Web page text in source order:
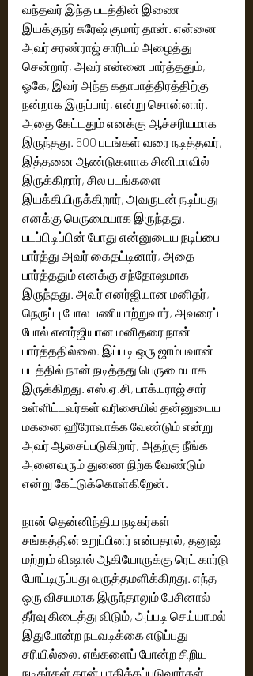
வந்தவர் இந்த படத்தின் இணை
இயக்குநர் சுரேஷ் குமார் தான். என்னை
அவர் சரண்ராஜ் சாரிடம் அழைத்து
சென்றார், அவர் என்னை பார்த்ததும்,
ஓகே, இவர் அந்த கதாபாத்திரத்திற்கு
நன்றாக இருப்பார், என்று சொன்னார்.
அதை கேட்டதும் எனக்கு ஆச்சரியமாக
இருந்தது. 600 படங்கள் வரை நடித்தவர்,
இத்தனை ஆண்டுகளாக சினிமாவில்
இருக்கிறார், சில படங்களை
இயக்கியிருக்கிறார், அவருடன் நடிப்பது
எனக்கு பெருமையாக இருந்தது.
படப்பிடிப்பின் போது என்னுடைய நடிப்பை
பார்த்து அவர் கைதட்டினார், அதை
பார்த்ததும் எனக்கு சந்தோஷமாக
இருந்தது. அவர் எனர்ஜியான மனிதர்,
நெருப்பு போல பணியாற்றுவார், அவரைப்
போல் எனர்ஜியான மனிதரை நான்
பார்த்ததில்லை. இப்படி ஒரு ஜாம்பவான்
படத்தில் நான் நடித்தது பெருமையாக
இருக்கிறது. எஸ்.ஏ.சி, பாக்யராஜ் சார்
உள்ளிட்டவர்கள் வரிசையில் தன்னுடைய
மகனை ஹீரோவாக்க வேண்டும் என்று
அவர் ஆசைப்படுகிறார், அதற்கு நீங்க
அனைவரும் துணை நிற்க வேண்டும்
என்று கேட்டுக்கொள்கிறேன்.
நான் தென்னிந்திய நடிகர்கள்
சங்கத்தின் உறுப்பினர் என்பதால், தனுஷ்
மற்றும் விஷால் ஆகியோருக்கு ரெட் கார்டு
போட்டிருப்பது வருத்தமளிக்கிறது. எந்த
ஒரு விசயமாக இருந்தாலும் பேசினால்
தீர்வு கிடைத்து விடும், அப்படி செய்யாமல்
இதுபோன்ற நடவடிக்கை எடுப்பது
சரியில்லை. எங்களைப் போன்ற சிறிய
நடிகர்கள் தான் பாதிக்கப்படுவார்கள்.